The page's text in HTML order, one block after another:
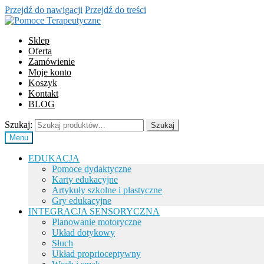
Przejdź do nawigacji Przejdź do treści
Sklep
Oferta
Zamówienie
Moje konto
Koszyk
Kontakt
BLOG
Szukaj:
Szukaj
Menu
EDUKACJA
Pomoce dydaktyczne
Karty edukacyjne
Artykuły szkolne i plastyczne
Gry edukacyjne
INTEGRACJA SENSORYCZNA
Planowanie motoryczne
Układ dotykowy
Słuch
Układ proprioceptywny